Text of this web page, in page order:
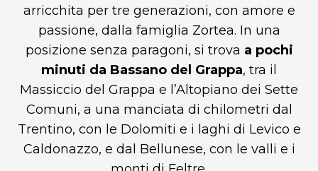
arricchita per tre generazioni, con amore e
passione, dalla famiglia Zortea. In una
posizione senza paragoni, si trova a pochi
minuti da Bassano del Grappa, tra il
Massiccio del Grappa e l’Altopiano dei Sette
Comuni, a una manciata di chilometri dal
Trentino, con le Dolomiti e i laghi di Levico e
Caldonazzo, e dal Bellunese, con le valli e i